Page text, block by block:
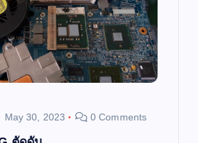
May 30, 2023 0 Comments